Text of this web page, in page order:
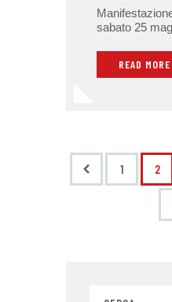
sabato 25
READ MORE
1 2